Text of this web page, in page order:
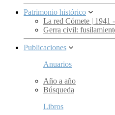
Patrimonio histórico
La red Cómete | 1941
Gerra civil:
Publicaciones
Anuarios
Año a año
Búsqueda
Libros